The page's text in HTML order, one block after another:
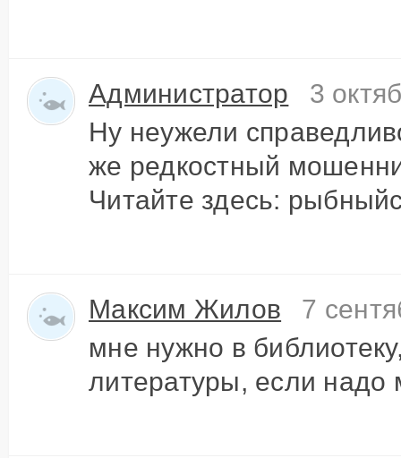
Администратор
3
Ну неужели
же редкостный
Читайте здесь:
Максим Жилов
7
мне нужно в
литературы, если надо